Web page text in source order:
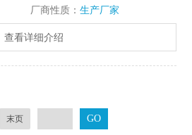
厂商性质： 生产厂家
查看详细介绍
末页